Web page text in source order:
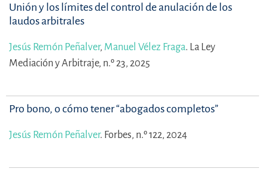
Unión y los límites del control de anulación de los
laudos arbitrales
Jesús Remón Peñalver, Manuel Vélez Fraga. La Ley
Mediación y Arbitraje, n.º 23, 2025
Pro bono, o cómo tener “abogados completos”
Jesús Remón Peñalver. Forbes, n.º 122, 2024